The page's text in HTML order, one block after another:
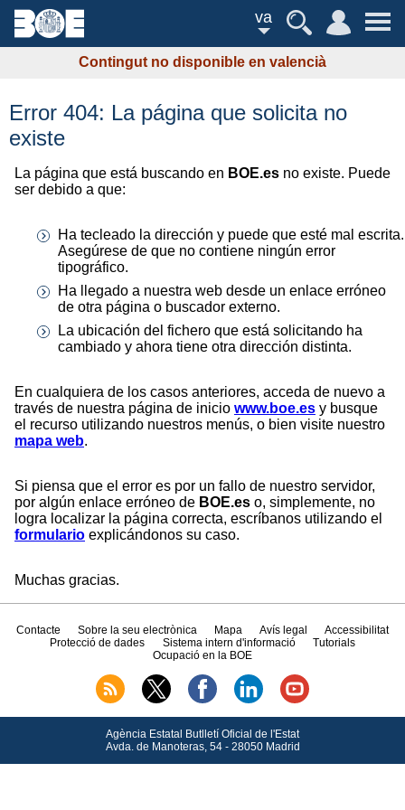
va
Contingut no disponible en valencià
Error 404: La página que solicita no
existe
La página que está buscando en BOE.es no existe. Puede
ser debido a que:
Ha tecleado la dirección y puede que esté mal escrita.
Asegúrese de que no contiene ningún error
tipográfico.
Ha llegado a nuestra web desde un enlace erróneo
de otra página o buscador externo.
La ubicación del fichero que está solicitando ha
cambiado y ahora tiene otra dirección distinta.
En cualquiera de los casos anteriores, acceda de nuevo a
través de nuestra página de inicio www.boe.es y busque
el recurso utilizando nuestros menús, o bien visite nuestro
mapa web.
Si piensa que el error es por un fallo de nuestro servidor,
por algún enlace erróneo de BOE.es o, simplemente, no
logra localizar la página correcta, escríbanos utilizando el
formulario explicándonos su caso.
Muchas gracias.
Contacte Sobre la seu electrònica Mapa Avís legal
Accessibilitat
Protecció de dades
Sistema intern d'informació
Tutorials
Ocupació en la BOE
Agència Estatal Butlletí Oficial de l'Estat
Avda.de Manoteras, 54 - 28050 Madrid